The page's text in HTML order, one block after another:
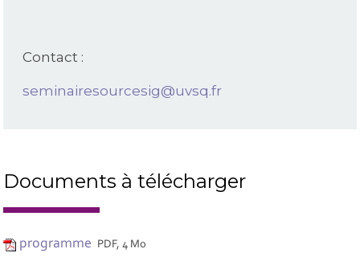
Contact :
seminairesourcesig@uvsq.fr
Documents à télécharger
programme PDF, 4 Mo